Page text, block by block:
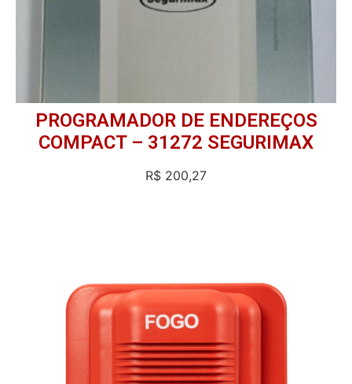
PROGRAMADOR DE ENDEREÇOS
COMPACT – 31272 SEGURIMAX
R$ 200,27